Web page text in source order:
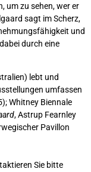
um zu sehen, wer er
sagt im Scherz,
und
durch eine
lebt und
umfassen
Whitney Biennale
, Astrup Fearnley
Pavillon
Sie bitte